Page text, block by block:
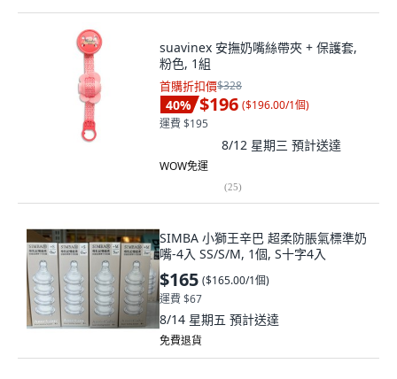
suavinex 安撫奶嘴絲帶夾 + 保護套,
粉色, 1組
首購折扣價$328
40% $196 ($196.00/1個)
運費 $195
8/12 星期三 預計送達
WOW免運
(25)
SIMBA 小獅王辛巴 超柔防脹氣標準奶
嘴-4入 SS/S/M, 1個, S十字4入
$165 ($165.00/1個)
運費 $67
8/14 星期五 預計送達
免費退貨